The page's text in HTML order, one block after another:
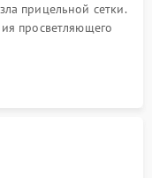
прицельной сетки.
просветляющего
очистка стекол
гравированной